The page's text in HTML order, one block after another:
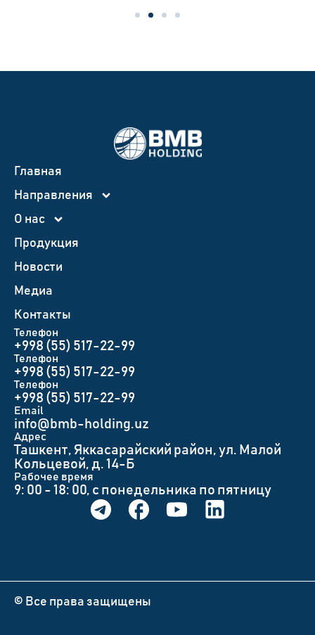
Главная
Направления
О нас
Продукция
Новости
Медиа
Контакты
Телефон
+998 (55) 517-22-99
Телефон
+998 (55) 517-22-99
Телефон
+998 (55) 517-22-99
Email
info@bmb-holding.uz​
Адрес
Ташкент, Яккасарайский район, ул. Малой
Кольцевой, д. 14-Б
Рабочее время
9: 00 - 18: 00, с понедельника по пятницу
© Все права защищены